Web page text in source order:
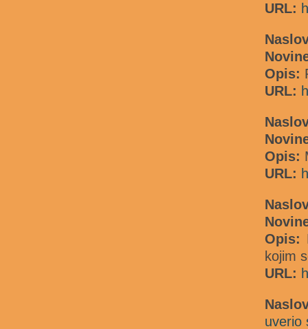
URL:
Opis:
URL:
Opis:
URL:
Opis:
kojim
URL:
uverio